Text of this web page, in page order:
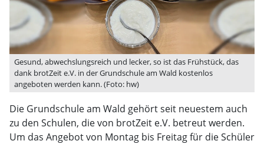
Gesund, abwechslungsreich und lecker, so ist das Frühstück, das
dank brotZeit e.V. in der Grundschule am Wald kostenlos
angeboten werden kann. (Foto: hw)
Die Grundschule am Wald gehört seit neuestem auch
zu den Schulen, die von brotZeit e.V. betreut werden.
Um das Angebot von Montag bis Freitag für die Schüler